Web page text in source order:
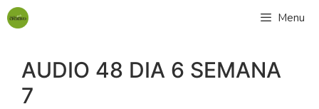
Menu
AUDIO 48 DIA 6 SEMANA
7